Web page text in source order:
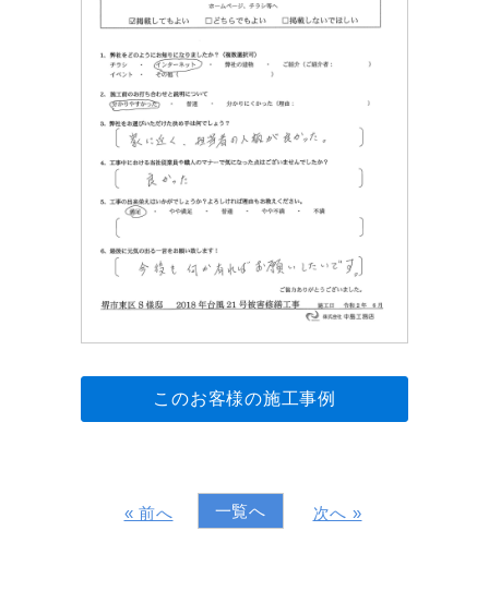
このお客様の施工事例
« 前へ 一覧へ 次へ »